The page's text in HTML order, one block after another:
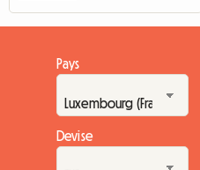
Pays
Devise